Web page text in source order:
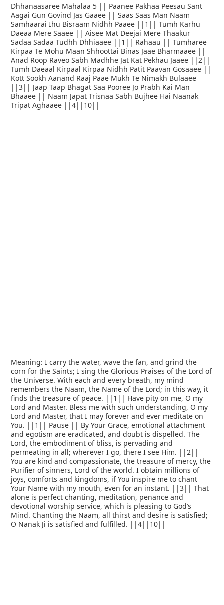
Dhhanaasaree Mahalaa 5 || Paanee Pakhaa Peesau Sant
Aagai Gun Govind Jas Gaaee || Saas Saas Man Naam
Samhaarai Ihu Bisraam Nidhh Paaee ||1|| Tumh Karhu
Daeaa Mere Saaee || Aisee Mat Deejai Mere Thaakur
Sadaa Sadaa Tudhh Dhhiaaee ||1|| Rahaau || Tumharee
Kirpaa Te Mohu Maan Shhoottai Binas Jaae Bharmaaee ||
Anad Roop Raveo Sabh Madhhe Jat Kat Pekhau Jaaee ||2||
Tumh Daeaal Kirpaal Kirpaa Nidhh Patit Paavan Gosaaee ||
Kott Sookh Aanand Raaj Paae Mukh Te Nimakh Bulaaee
||3|| Jaap Taap Bhagat Saa Pooree Jo Prabh Kai Man
Bhaaee || Naam Japat Trisnaa Sabh Bujhee Hai Naanak
Tripat Aghaaee ||4||10||
Meaning: I carry the water, wave the fan, and grind the
corn for the Saints; I sing the Glorious Praises of the Lord of
the Universe. With each and every breath, my mind
remembers the Naam, the Name of the Lord; in this way, it
finds the treasure of peace. ||1|| Have pity on me, O my
Lord and Master. Bless me with such understanding, O my
Lord and Master, that I may forever and ever meditate on
You. ||1|| Pause || By Your Grace, emotional attachment
and egotism are eradicated, and doubt is dispelled. The
Lord, the embodiment of bliss, is pervading and
permeating in all; wherever I go, there I see Him. ||2||
You are kind and compassionate, the treasure of mercy, the
Purifier of sinners, Lord of the world. I obtain millions of
joys, comforts and kingdoms, if You inspire me to chant
Your Name with my mouth, even for an instant. ||3|| That
alone is perfect chanting, meditation, penance and
devotional worship service, which is pleasing to God’s
Mind. Chanting the Naam, all thirst and desire is satisfied;
O Nanak Ji is satisfied and fulfilled. ||4||10||